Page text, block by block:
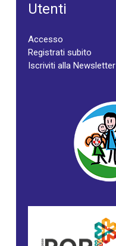
Utenti
Accesso
Registrati subito
Iscriviti alla Newsletter